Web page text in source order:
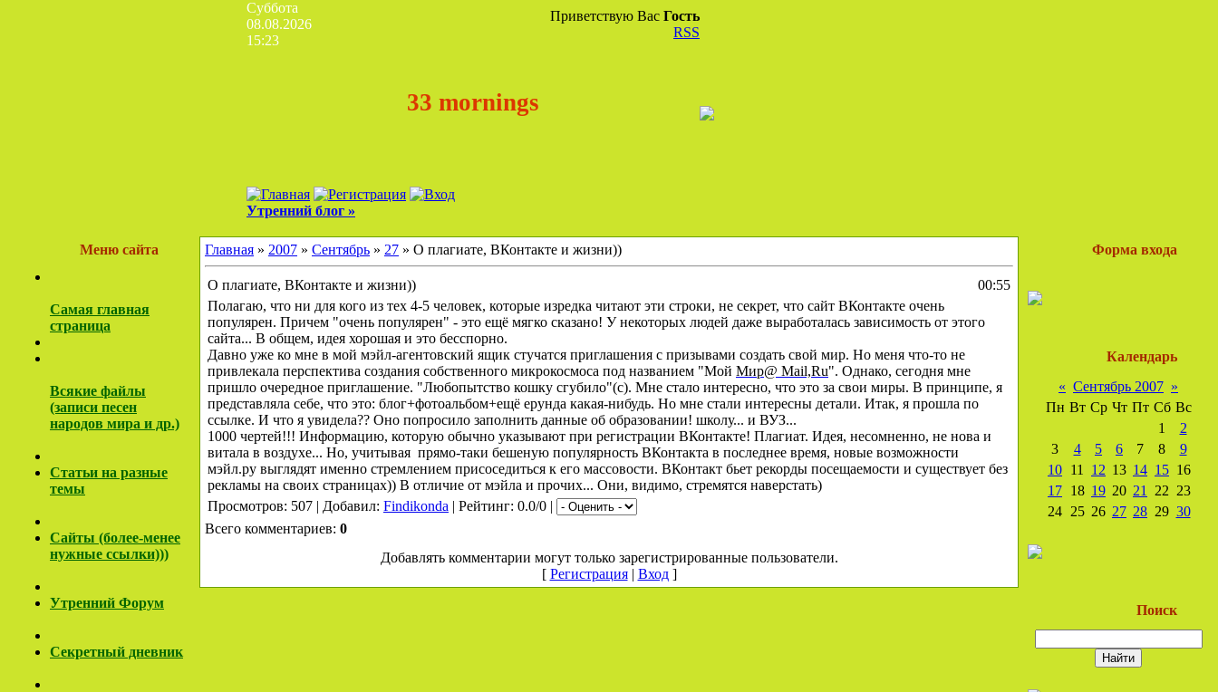
Суббота
08.08.2026
15:23
Приветствую Вас Гость
RSS
33 mornings
Утренний блог »
Меню сайта
Самая главная
страница
Всякие файлы
(записи песен
народов мира и др.)
Cтатьи на разные
темы
Сайты (более-менее
нужные ссылки)))
Утренний Форум
Секретный дневник
Главная » 2007 » Сентябрь » 27 » О плагиате, ВКонтакте и жизни))
О плагиате, ВКонтакте и жизни))
00:55
Полагаю, что ни для кого из тех 4-5 человек, которые изредка читают эти строки, не секрет, что сайт ВКонтакте очень
популярен. Причем "очень популярен" - это ещё мягко сказано! У некоторых людей даже выработалась зависимость от этого
сайта... В общем, идея хорошая и это бесспорно.
Давно уже ко мне в мой мэйл-агентовский ящик стучатся приглашения с призывами создать свой мир. Но меня что-то не
привлекала перспектива создания собственного микрокосмоса под названием "Мой Мир@ Mail,Ru". Однако, сегодня мне
пришло очередное приглашение. "Любопытство кошку сгубило"(с). Мне стало интересно, что это за свои миры. В принципе, я
представляла себе, что это: блог+фотоальбом+ещё ерунда какая-нибудь. Но мне стали интересны детали. Итак, я прошла по
ссылке. И что я увидела?? Оно попросило заполнить данные об образовании! школу... и ВУЗ...
1000 чертей!!! Информацию, которую обычно указывают при регистрации ВКонтакте! Плагиат. Идея, несомненно, не нова и
витала в воздухе... Но, учитывая прямо-таки бешеную популярность ВКонтакта в последнее время, новые возможности
мэйл.ру выглядят именно стремлением присоседиться к его массовости. ВКонтакт бьет рекорды посещаемости и существует без
рекламы на своих страницах)) В отличие от мэйла и прочих... Они, видимо, стремятся наверстать)
Просмотров: 507 | Добавил: Findikonda | Рейтинг: 0.0/0 |
Всего комментариев: 0
Добавлять комментарии могут только зарегистрированные пользователи.
[ Регистрация| Вход]
Форма входа
Календарь
« Сентябрь 2007 »
Пн Вт Ср Чт Пт Сб Вс
1
2
3
4 5 6 7 8
9
10 11 12 13 14 15 16
17 18 19 20 21 22 23
24 25 26 27 28 29 30
Поиск